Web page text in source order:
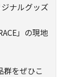
ナルグッズ
」の現地
群をぜひこ